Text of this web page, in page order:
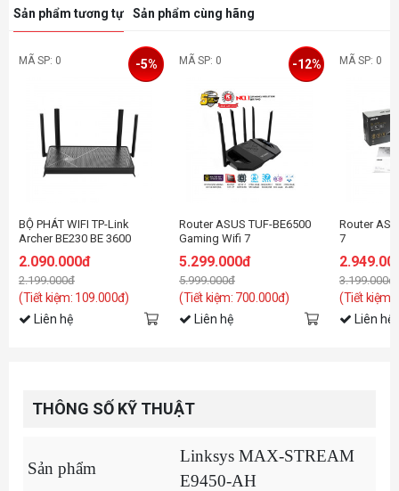
Sản phẩm tương tự Sản phẩm cùng hãng
MÃ SP: 0
BỘ PHÁT WIFI TP-Link
Archer BE230 BE 3600
(Wifi7/BE3600/EasyMesh)
2.090.000đ
2.199.000đ
(Tiết kiệm: 109.000đ)
-5%
Liên hệ
MÃ SP: 0
Router ASUS TUF-BE6500
Gaming Wifi 7
5.299.000đ
5.999.000đ
(Tiết kiệm: 700.000đ)
-12%
Liên hệ
MÃ SP: 0
Router
7
3.199.000đ
(Tiết kiệm:
Liên hệ
THÔNG SỐ KỸ THUẬT
Sản phẩm
Linksys MAX-STREAM
E9450-AH